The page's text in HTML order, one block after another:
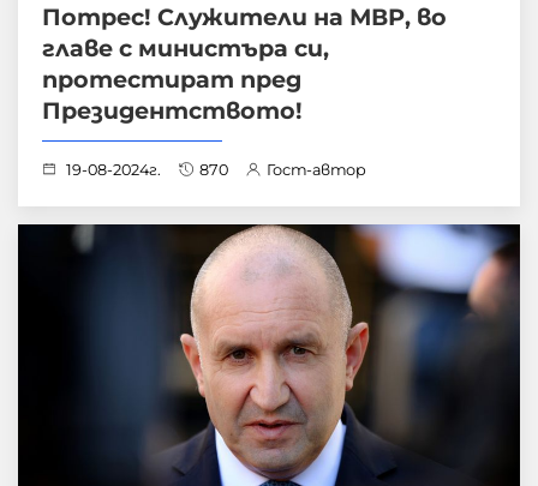
Потрес! Служители на МВР, во
главе с министъра си,
протестират пред
Президентството!
19-08-2024г. 870 Гост-автор